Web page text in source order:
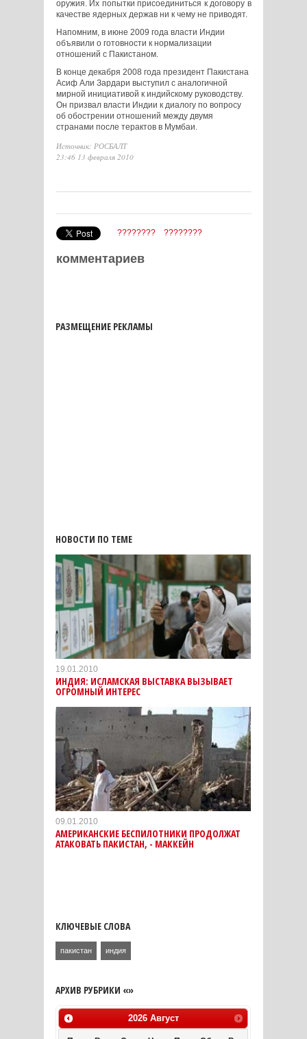
оружия. Их попытки присоединиться к договору в
качестве ядерных держав ни к чему не приводят.
Напомним, в июне 2009 года власти Индии
объявили о готовности к нормализации
отношений с Пакистаном.
В конце декабря 2008 года президент Пакистана
Асиф Али Зардари выступил с аналогичной
мирной инициативой к индийскому руководству.
Он призвал власти Индии к диалогу по вопросу
об обострении отношений между двумя
странами после терактов в Мумбаи.
Источник: РОСБАЛТ
23:46 13 февраля 2010
???????? ????????
комментариев
РАЗМЕЩЕНИЕ РЕКЛАМЫ
НОВОСТИ ПО ТЕМЕ
19.01.2010
ИНДИЯ: ИСЛАМСКАЯ ВЫСТАВКА ВЫЗЫВАЕТ
ОГРОМНЫЙ ИНТЕРЕС
09.01.2010
АМЕРИКАНСКИЕ БЕСПИЛОТНИКИ ПРОДОЛЖАТ
АТАКОВАТЬ ПАКИСТАН, - МАККЕЙН
КЛЮЧЕВЫЕ СЛОВА
пакистан индия
АРХИВ РУБРИКИ «»
2026 Август